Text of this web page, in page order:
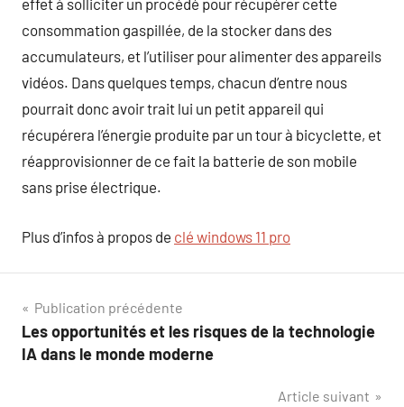
effet à solliciter un procédé pour récupérer cette
consommation gaspillée, de la stocker dans des
accumulateurs, et l’utiliser pour alimenter des appareils
vidéos. Dans quelques temps, chacun d’entre nous
pourrait donc avoir trait lui un petit appareil qui
récupérera l’énergie produite par un tour à bicyclette, et
réapprovisionner de ce fait la batterie de son mobile
sans prise électrique.
Plus d’infos à propos de clé windows 11 pro
Navigation
de
Publication précédente
Les opportunités et les risques de la technologie
IA dans le monde moderne
Article suivant